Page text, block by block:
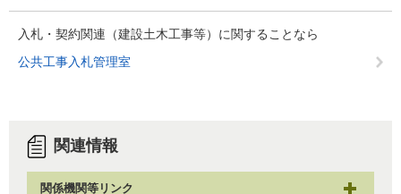
入札・契約関連（建設土木工事等）に関することなら
公共工事入札管理室
関連情報
関係機関等リンク